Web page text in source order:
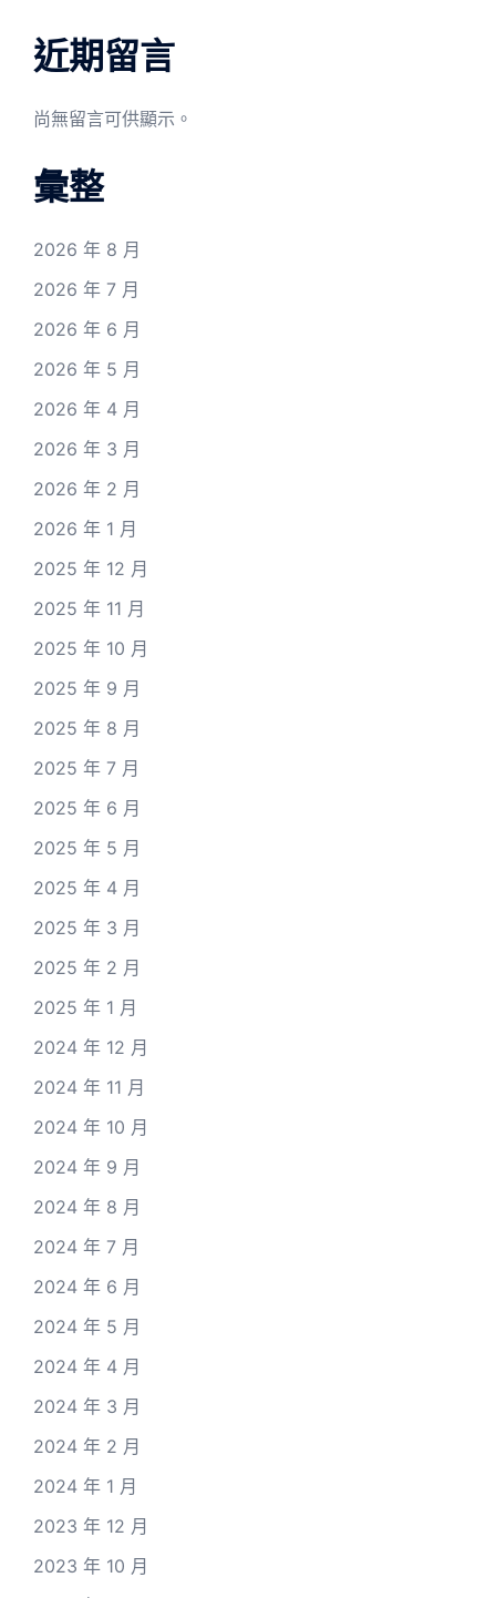
近期留言
尚無留言可供顯示。
彙整
2026 年 8 月
2026 年 7 月
2026 年 6 月
2026 年 5 月
2026 年 4 月
2026 年 3 月
2026 年 2 月
2026 年 1 月
2025 年 12 月
2025 年 11 月
2025 年 10 月
2025 年 9 月
2025 年 8 月
2025 年 7 月
2025 年 6 月
2025 年 5 月
2025 年 4 月
2025 年 3 月
2025 年 2 月
2025 年 1 月
2024 年 12 月
2024 年 11 月
2024 年 10 月
2024 年 9 月
2024 年 8 月
2024 年 7 月
2024 年 6 月
2024 年 5 月
2024 年 4 月
2024 年 3 月
2024 年 2 月
2024 年 1 月
2023 年 12 月
2023 年 10 月